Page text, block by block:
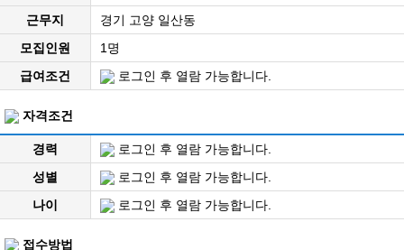
근무지
경기 고양 일산동
모집인원
1명
급여조건
로그인 후 열람 가능합니다.
자격조건
경력
로그인 후 열람 가능합니다.
성별
로그인 후 열람 가능합니다.
나이
로그인 후 열람 가능합니다.
접수방법